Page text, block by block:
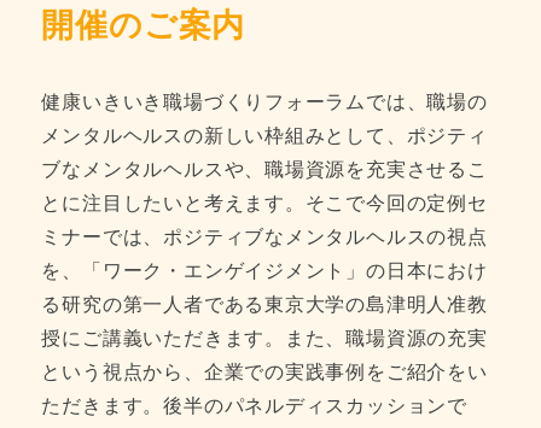
開催のご案内
健康いきいき職場づくりフォーラムでは、職場の
メンタルヘルスの新しい枠組みとして、ポジティ
ブなメンタルヘルスや、職場資源を充実させるこ
とに注目したいと考えます。そこで今回の定例セ
ミナーでは、ポジティブなメンタルヘルスの視点
を、「ワーク・エンゲイジメント」の日本におけ
る研究の第一人者である東京大学の島津明人准教
授にご講義いただきます。また、職場資源の充実
という視点から、企業での実践事例をご紹介をい
ただきます。後半のパネルディスカッションで